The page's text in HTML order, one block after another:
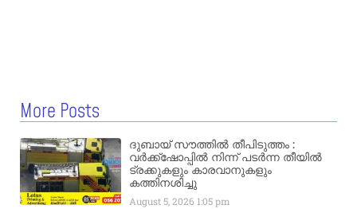
More Posts
ദുബായ് സൗത്തിൽ തീപിടുത്തം :
വർക്ക്‌ഷോപ്പിൽ നിന്ന് പടർന്ന തീയിൽ
ട്രക്കുകളും കാരവാനുകളും
കത്തിനശിച്ചു
August 5, 2026 1:05 pm